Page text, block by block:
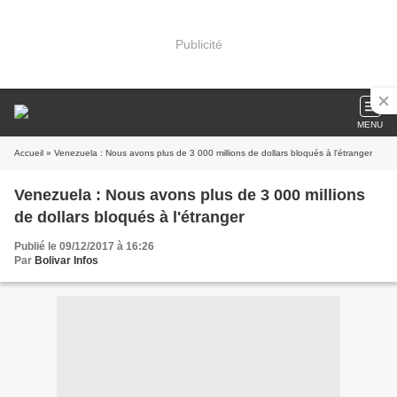
Publicité
MENU
Accueil » Venezuela : Nous avons plus de 3 000 millions de dollars bloqués à l'étranger
Venezuela : Nous avons plus de 3 000 millions
de dollars bloqués à l'étranger
Publié le 09/12/2017 à 16:26
Par Bolivar Infos